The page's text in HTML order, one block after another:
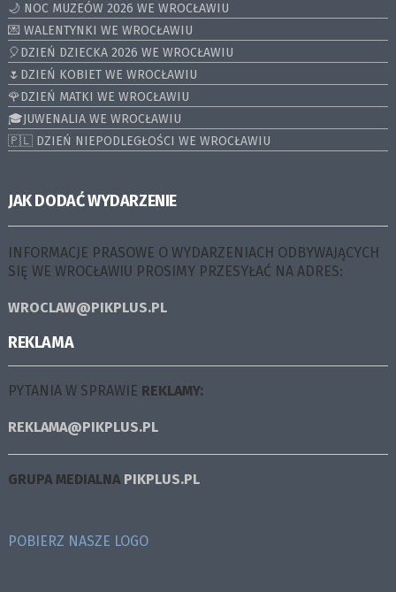
🌙 NOC MUZEÓW 2026 WE WROCŁAWIU
💌 WALENTYNKI WE WROCŁAWIU
🎈DZIEŃ DZIECKA 2026 WE WROCŁAWIU
🌷DZIEŃ KOBIET WE WROCŁAWIU
🌹DZIEŃ MATKI WE WROCŁAWIU
🎓JUWENALIA WE WROCŁAWIU
🇵🇱 DZIEŃ NIEPODLEGŁOŚCI WE WROCŁAWIU
JAK DODAĆ WYDARZENIE
INFORMACJE PRASOWE O WYDARZENIACH ODBYWAJĄCYCH
SIĘ WE WROCŁAWIU PROSIMY PRZESYŁAĆ NA ADRES:
WROCLAW@PIKPLUS.PL
REKLAMA
PYTANIA W SPRAWIE REKLAMY:
REKLAMA@PIKPLUS.PL
GRUPA MEDIALNA PIKPLUS.PL
POBIERZ NASZE LOGO